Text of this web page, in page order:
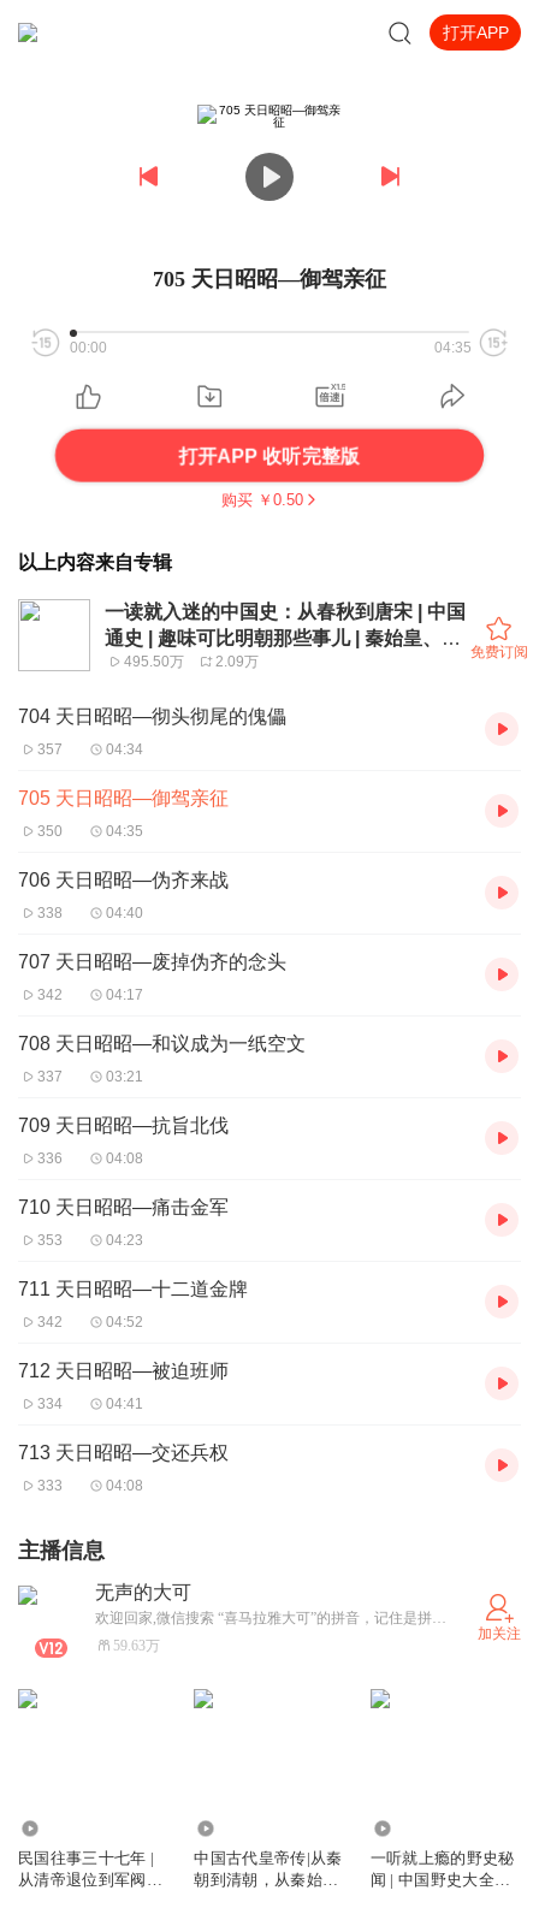
打开APP
705 天日昭昭—御驾亲征
00:00 04:35
打开APP 收听完整版
购买 ￥ 0.50
以上内容来自专辑
一读就入迷的中国史：从春秋到唐宋 | 中国
通史 | 趣味可比明朝那些事儿 | 秦始皇、武
则天、朱元璋
495.50万 2.09万
免费订阅
704 天日昭昭—彻头彻尾的傀儡
357 04:34
705 天日昭昭—御驾亲征
350 04:35
706 天日昭昭—伪齐来战
338 04:40
707 天日昭昭—废掉伪齐的念头
342 04:17
708 天日昭昭—和议成为一纸空文
337 03:21
709 天日昭昭—抗旨北伐
336 04:08
710 天日昭昭—痛击金军
353 04:23
711 天日昭昭—十二道金牌
342 04:52
712 天日昭昭—被迫班师
334 04:41
713 天日昭昭—交还兵权
333 04:08
主播信息
无声的大可
欢迎回家,微信搜索 “喜马拉雅大可”的拼音，记住是拼音哦。
59.63万
加关注
民国往事三十七年 |
从清帝退位到军阀混
中国古代皇帝传|从秦
朝到清朝，从秦始皇
一听就上瘾的野史秘
闻 | 中国野史大全集 |